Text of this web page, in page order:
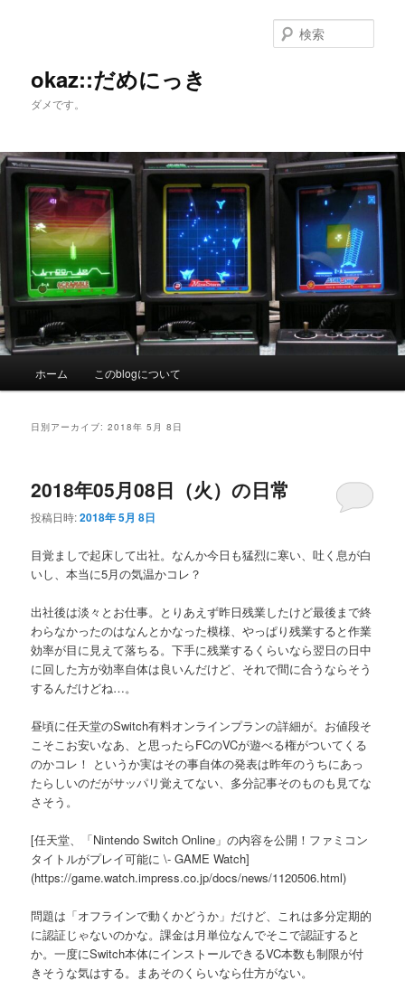
へ
移
移
動
okaz::だめにっき
ダメです。
索
ホーム このblogについて
日別アーカイブ:2018年 5月 8日
2018年05月08日（火）の日常
投稿日時:2018年 5月 8日
目覚ましで起床して出社。なんか今日も猛烈に寒い、吐く息が白
いし、本当に5月の気温かコレ？
出社後は淡々とお仕事。とりあえず昨日残業したけど最後まで終
わらなかったのはなんとかなった模様、やっぱり残業すると作業
効率が目に見えて落ちる。下手に残業するくらいなら翌日の日中
に回した方が効率自体は良いんだけど、それで間に合うならそう
するんだけどね…。
昼頃に任天堂のSwitch有料オンラインプランの詳細が。お値段そ
こそこお安いなあ、と思ったらFCのVCが遊べる権がついてくる
のかコレ！ というか実はその事自体の発表は昨年のうちにあっ
たらしいのだがサッパリ覚えてない、多分記事そのものも見てな
さそう。
[任天堂、「Nintendo Switch Online」の内容を公開！ファミコン
タイトルがプレイ可能に \- GAME Watch]
(https://game.watch.impress.co.jp/docs/news/1120506.html)
問題は「オフラインで動くかどうか」だけど、これは多分定期的
に認証じゃないのかな。課金は月単位なんでそこで認証すると
か。一度にSwitch本体にインストールできるVC本数も制限が付
きそうな気はする。まあそのくらいなら仕方がない。